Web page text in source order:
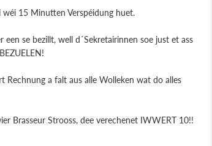
15 Minutten Verspéidung huet.
se bezillt, well d´Sekretairinnen soe just et ass
a falt aus alle Wolleken wat do alles
Brasseur Strooss, dee verechenet IWWERT 10!!